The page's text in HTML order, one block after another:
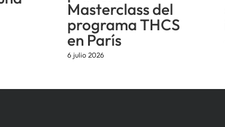
Masterclass del
programa THCS
en París
6 julio 2026